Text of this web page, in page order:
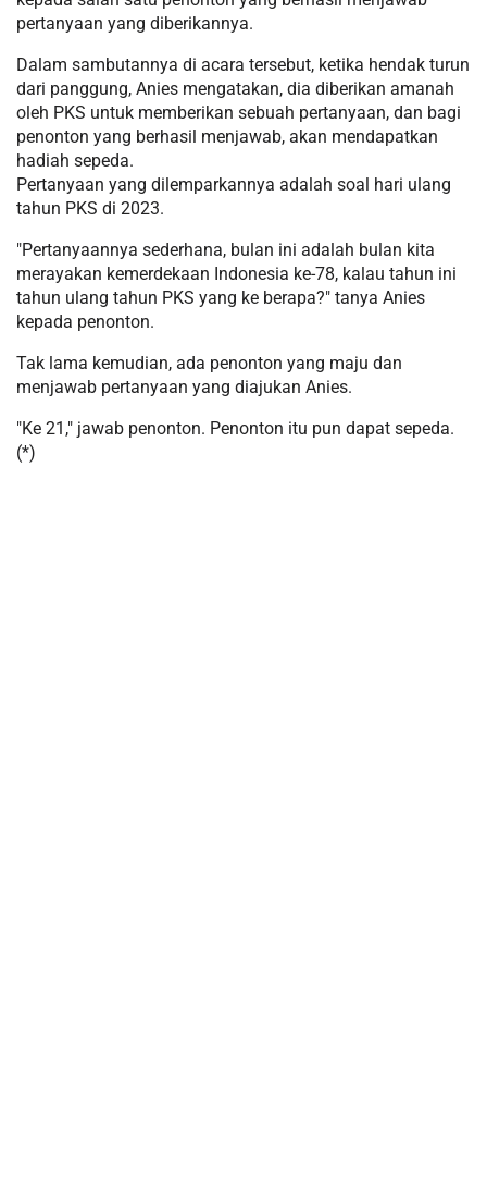
pertanyaan yang diberikannya.
Dalam sambutannya di acara tersebut, ketika hendak turun
dari panggung, Anies mengatakan, dia diberikan amanah
oleh PKS untuk memberikan sebuah pertanyaan, dan bagi
penonton yang berhasil menjawab, akan mendapatkan
hadiah sepeda.
Pertanyaan yang dilemparkannya adalah soal hari ulang
tahun PKS di 2023.
"Pertanyaannya sederhana, bulan ini adalah bulan kita
merayakan kemerdekaan Indonesia ke-78, kalau tahun ini
tahun ulang tahun PKS yang ke berapa?" tanya Anies
kepada penonton.
Tak lama kemudian, ada penonton yang maju dan
menjawab pertanyaan yang diajukan Anies.
"Ke 21," jawab penonton. Penonton itu pun dapat sepeda.
(*)